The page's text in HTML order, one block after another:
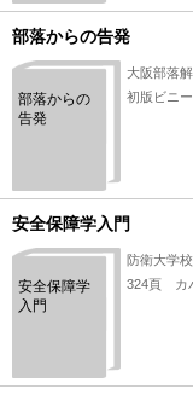
部落からの告発
部落からの
告発
大阪部落
初版ビニ
安全保障学入門
安全保障学
入門
防衛大学
324頁 カ